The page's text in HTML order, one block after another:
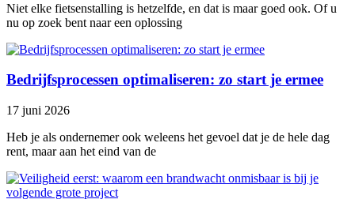
Niet elke fietsenstalling is hetzelfde, en dat is maar goed ook. Of u
nu op zoek bent naar een oplossing
Bedrijfsprocessen optimaliseren: zo start je ermee
17 juni 2026
Heb je als ondernemer ook weleens het gevoel dat je de hele dag
rent, maar aan het eind van de